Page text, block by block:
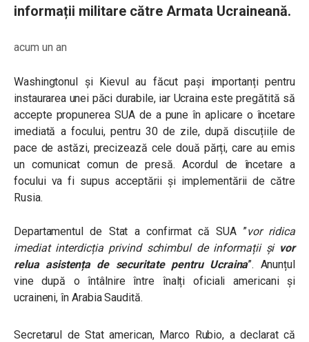
informații militare către Armata Ucraineană.
acum un an
Washingtonul și Kievul au făcut pași importanți pentru
instaurarea unei păci durabile, iar Ucraina este pregătită să
accepte propunerea SUA de a pune în aplicare o încetare
imediată a focului, pentru 30 de zile, după discuțiile de
pace de astăzi, precizează cele două părți, care au emis
un comunicat comun de presă. Acordul de încetare a
focului va fi supus acceptării și implementării de către
Rusia.
Departamentul de Stat a confirmat că SUA ”vor ridica
imediat interdicția privind schimbul de informații și vor
relua asistența de securitate pentru Ucraina”. Anunțul
vine după o întâlnire între înalți oficiali americani și
ucraineni, în Arabia Saudită.
Secretarul de Stat american, Marco Rubio, a declarat că